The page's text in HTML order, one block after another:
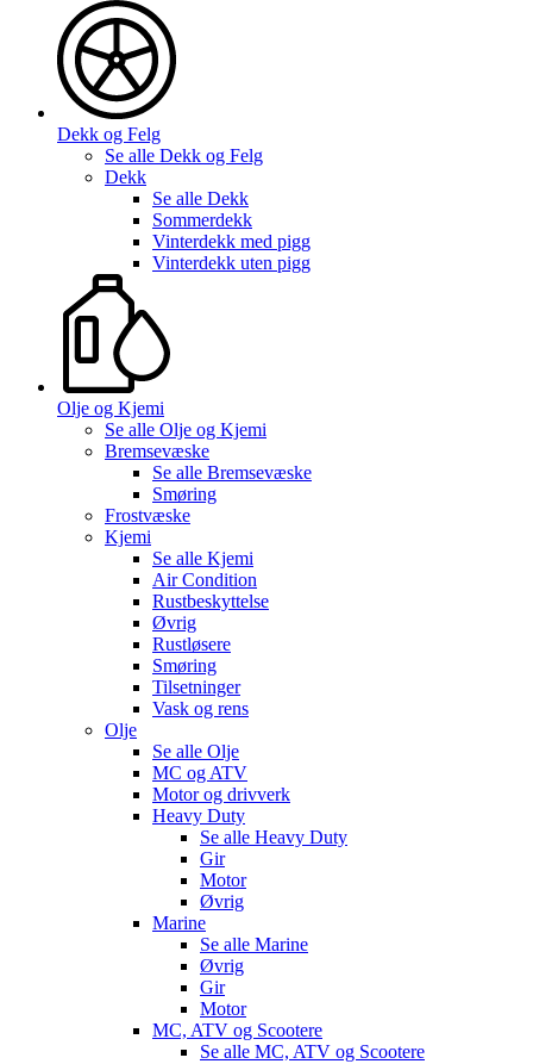
Dekk og Felg
Se alle Dekk og Felg
Dekk
Se alle Dekk
Sommerdekk
Vinterdekk med pigg
Vinterdekk uten pigg
Olje og Kjemi
Se alle Olje og Kjemi
Bremsevæske
Se alle Bremsevæske
Smøring
Frostvæske
Kjemi
Se alle Kjemi
Air Condition
Rustbeskyttelse
Øvrig
Rustløsere
Smøring
Tilsetninger
Vask og rens
Olje
Se alle Olje
MC og ATV
Motor og drivverk
Heavy Duty
Se alle Heavy Duty
Gir
Motor
Øvrig
Marine
Se alle Marine
Øvrig
Gir
Motor
MC, ATV og Scootere
Se alle MC, ATV og Scootere